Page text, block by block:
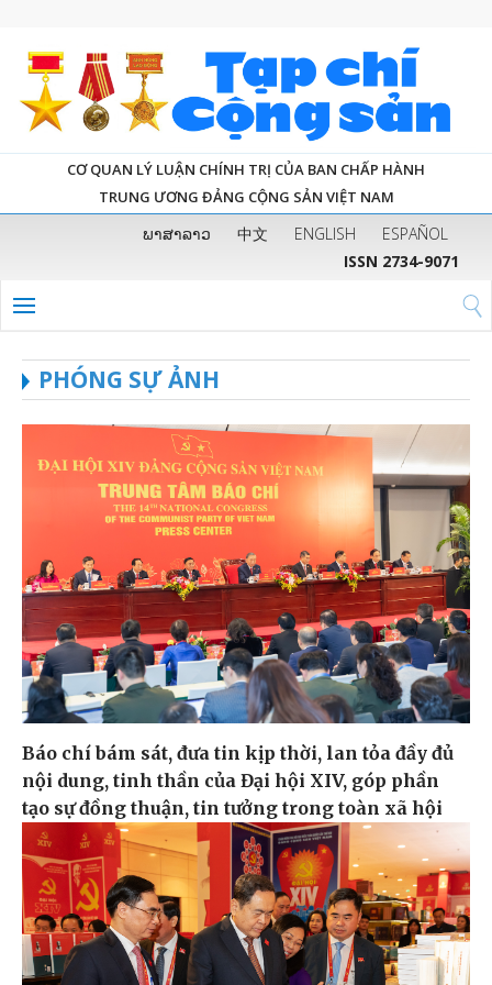
CƠ QUAN LÝ LUẬN CHÍNH TRỊ CỦA BAN CHẤP HÀNH
TRUNG ƯƠNG ĐẢNG CỘNG SẢN VIỆT NAM
ພາສາລາວ 中文 ENGLISH
ESPAÑOL
ISSN 2734-9071
PHÓNG SỰ ẢNH
Báo chí bám sát, đưa tin kịp thời, lan tỏa đầy đủ
nội dung, tinh thần của Đại hội XIV, góp phần
tạo sự đồng thuận, tin tưởng trong toàn xã hội